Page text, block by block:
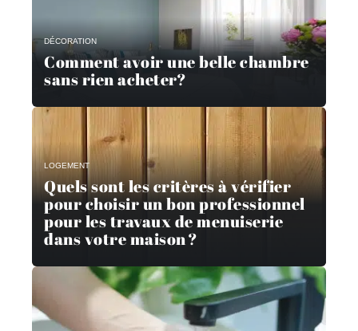
DÉCORATION
Comment avoir une belle chambre
sans rien acheter?
LOGEMENT
Quels sont les critères à vérifier
pour choisir un bon professionnel
pour les travaux de menuiserie
dans votre maison ?